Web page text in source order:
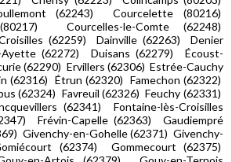
(62243) Courcelette (80216)
(80217) Courcelles-le-Comte (62248)
(62259) Dainville (62263) Denier
(62272) Duisans (62279) Écoust-
(62290) Ervillers (62306) Estrée-Cauchy
(62316) Étrun (62320) Famechon (62322)
(62324) Favreuil (62326) Feuchy (62331)
(62341) Fontaine-lès-Croisilles
Frévin-Capelle (62363) Gaudiempré
Givenchy-en-Gohelle (62371) Givenchy-
(62374) Gommecourt (62375)